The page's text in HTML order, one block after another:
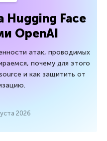
Hugging Face
OpenAI
атак, проводимых
почему для этого
и как защитить от
2026